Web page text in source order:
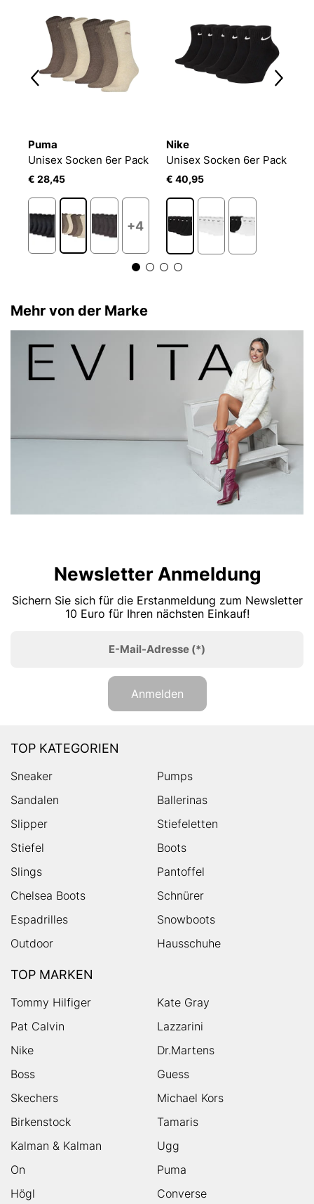
Puma
Unisex Socken 6er Pack
€ 28,45
+4
Nike
Unisex Socken 6er Pack
€ 40,95
Mehr von der Marke
Newsletter Anmeldung
Sichern Sie sich für die Erstanmeldung zum Newsletter
10 Euro für Ihren nächsten Einkauf!
E-Mail-Adresse (*)
Anmelden
TOP KATEGORIEN
Sneaker
Pumps
Sandalen
Ballerinas
Slipper
Stiefeletten
Stiefel
Boots
Slings
Pantoffel
Chelsea Boots
Schnürer
Espadrilles
Snowboots
Outdoor
Hausschuhe
TOP MARKEN
Tommy Hilfiger
Kate Gray
Pat Calvin
Lazzarini
Nike
Dr.Martens
Boss
Guess
Skechers
Michael Kors
Birkenstock
Tamaris
Kalman & Kalman
Ugg
On
Puma
Högl
Converse